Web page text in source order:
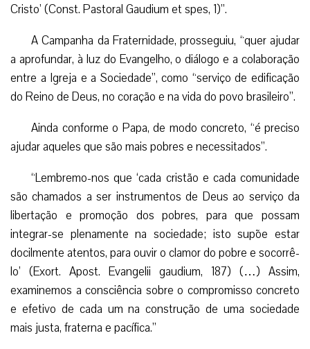
Cristo’ (Const. Pastoral Gaudium et spes, 1)”.
A Campanha da Fraternidade, prosseguiu, “quer ajudar
a aprofundar, à luz do Evangelho, o diálogo e a colaboração
entre a Igreja e a Sociedade”, como “serviço de edificação
do Reino de Deus, no coração e na vida do povo brasileiro”.
Ainda conforme o Papa, de modo concreto, “é preciso
ajudar aqueles que são mais pobres e necessitados”.
“Lembremo-nos que ‘cada cristão e cada comunidade
são chamados a ser instrumentos de Deus ao serviço da
libertação e promoção dos pobres, para que possam
integrar-se plenamente na sociedade; isto supõe estar
docilmente atentos, para ouvir o clamor do pobre e socorrê-
lo’ (Exort. Apost. Evangelii gaudium, 187) (…) Assim,
examinemos a consciência sobre o compromisso concreto
e efetivo de cada um na construção de uma sociedade
mais justa, fraterna e pacífica.”